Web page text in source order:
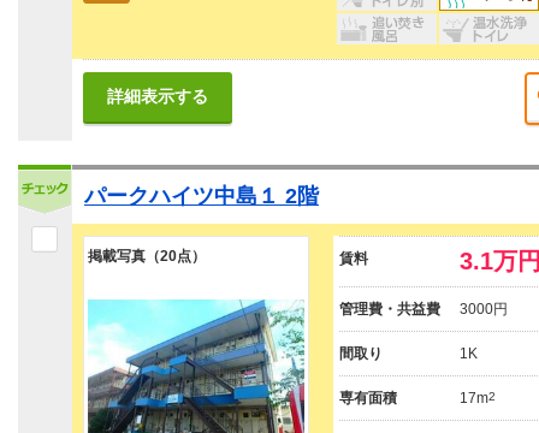
詳細表示する
パークハイツ中島１ 2階
掲載写真（20点） 賃料 3.1万
管理費・共益費 3000円
間取り 1K
専有面積 17m2